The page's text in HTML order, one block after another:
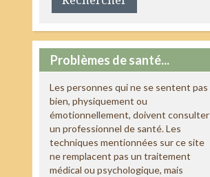
Problèmes de santé...
Les personnes qui ne se sentent pas
bien, physiquement ou
émotionnellement, doivent consulter
un professionnel de santé. Les
techniques mentionnées sur ce site
ne remplacent pas un traitement
médical ou psychologique, mais